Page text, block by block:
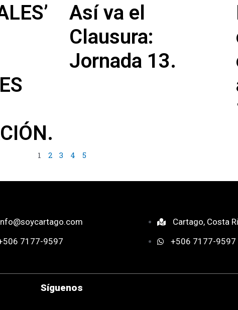
Así va el
Clausura:
Jornada 13.
1 2 3 4 5
7177-9597
Cartago, Costa
+506 7177-9597
Síguenos